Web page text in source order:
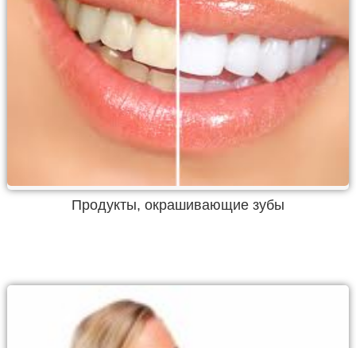
Продукты, окрашивающие зубы